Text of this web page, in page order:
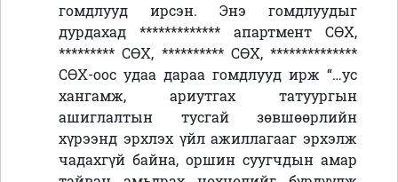
гомдлууд ирсэн. Энэ гомдлуудыг
дурдахад ************* апартмент СӨХ,
*********СӨХ, ********** СӨХ, **************
СӨХ-оос удаа дараа гомдлууд ирж “…ус
хангамж, ариутгах татуургын
ашиглалтын тусгай зөвшөөрлийн
хүрээнд эрхлэх үйл ажиллагааг эрхэлж
чадахгүй байна, оршин суугчдын амар